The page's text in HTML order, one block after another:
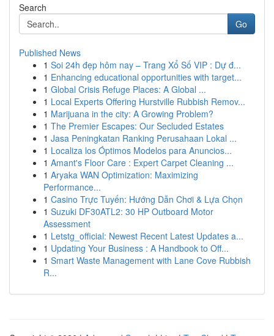
Search
Go
Published News
1 Soi 24h đẹp hôm nay – Trang Xổ Số VIP : Dự đ...
1 Enhancing educational opportunities with target...
1 Global Crisis Refuge Places: A Global ...
1 Local Experts Offering Hurstville Rubbish Remov...
1 Marijuana in the city: A Growing Problem?
1 The Premier Escapes: Our Secluded Estates
1 Jasa Peningkatan Ranking Perusahaan Lokal ...
1 Localiza los Óptimos Modelos para Anuncios...
1 Amant's Floor Care : Expert Carpet Cleaning ...
1 Aryaka WAN Optimization: Maximizing
Performance...
1 Casino Trực Tuyến: Hướng Dẫn Chơi & Lựa Chọn
1 Suzuki DF30ATL2: 30 HP Outboard Motor
Assessment
1 Letstg_official: Newest Recent Latest Updates a...
1 Updating Your Business : A Handbook to Off...
1 Smart Waste Management with Lane Cove Rubbish
R...